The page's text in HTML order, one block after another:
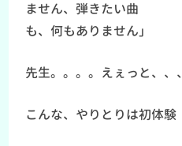
ません、弾きたい曲
も、何もありません」
先生。。。。えぇっと、、
こんな、やりとりは初体験